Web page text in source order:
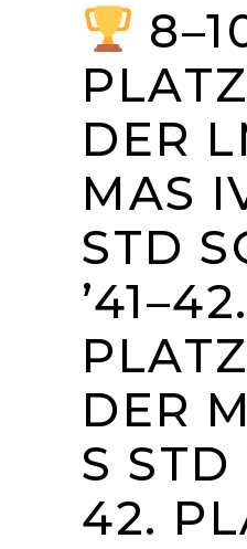
DER
MAS
STD
’41–42.
DER
S
42.